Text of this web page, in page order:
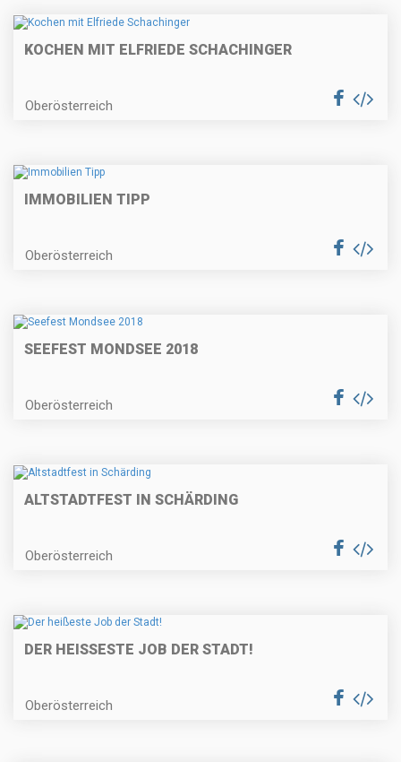
KOCHEN MIT ELFRIEDE SCHACHINGER
Oberösterreich
IMMOBILIEN TIPP
Oberösterreich
SEEFEST MONDSEE 2018
Oberösterreich
ALTSTADTFEST IN SCHÄRDING
Oberösterreich
DER HEISSESTE JOB DER STADT!
Oberösterreich